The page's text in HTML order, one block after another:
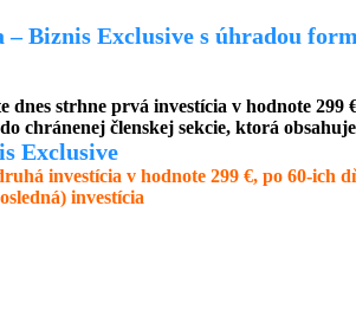
Biznis Exclusive s úhradou
strhne prvá investícia v hodnote 299
chránenej členskej sekcie, ktorá obsahuje
Exclusive
investícia v hodnote 299 €, po 60-ich
investícia